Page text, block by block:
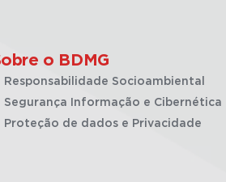
o BDMG
Responsabilidade Socioambiental
Segurança Informação e Cibernética
Proteção de dados e Privacidade